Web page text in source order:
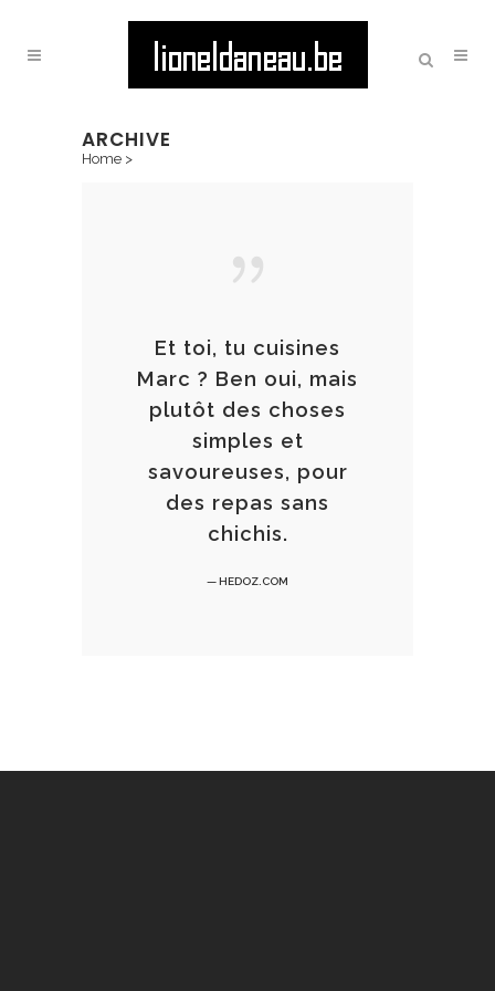
ARCHIVE
Home >
Et toi, tu cuisines
Marc ? Ben oui, mais
plutôt des choses
simples et
savoureuses, pour
des repas sans
chichis.
— HEDOZ.COM